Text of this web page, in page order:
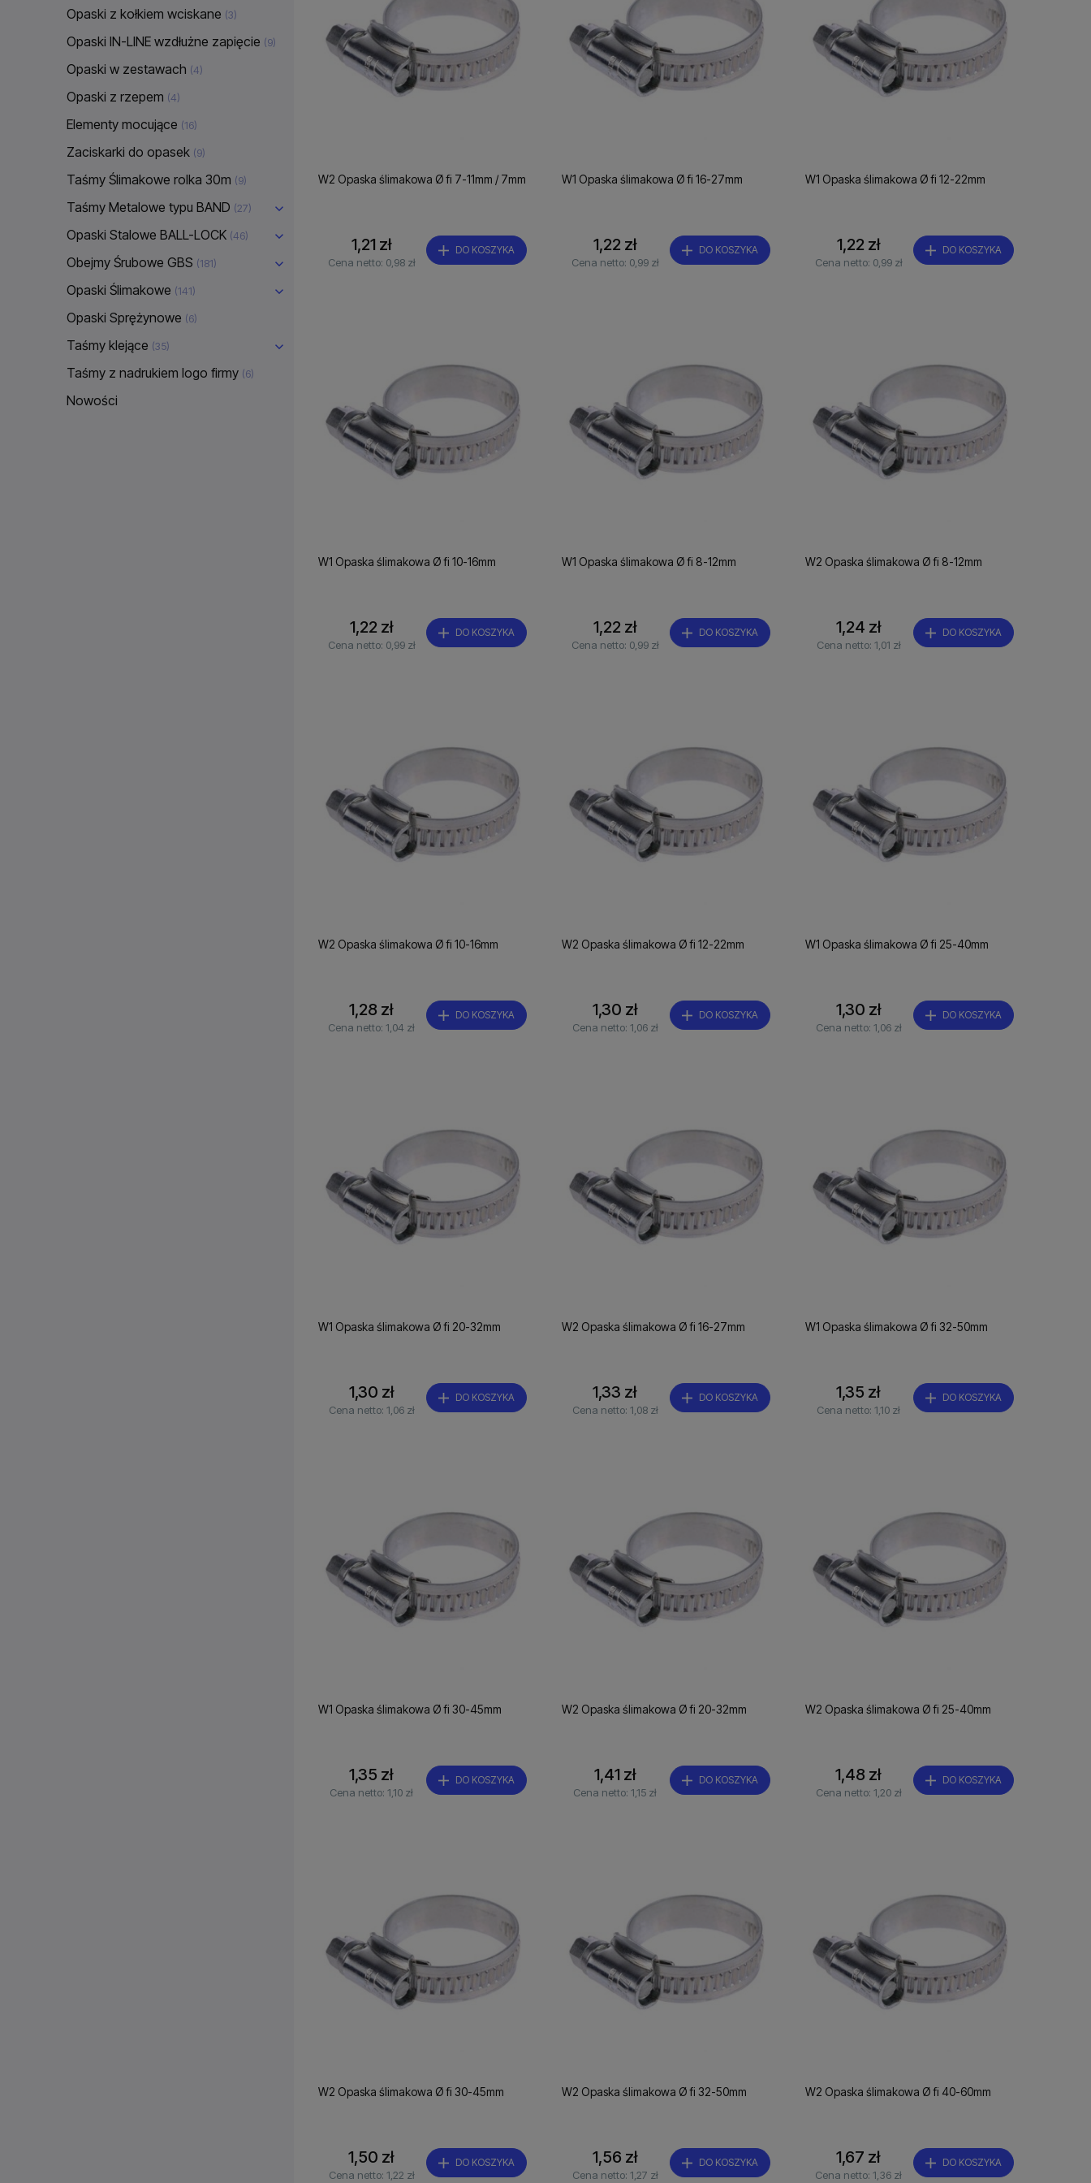
Opaski z kołkiem wciskane (3)
Opaski IN-LINE wzdłużne zapięcie (9)
Opaski w zestawach (4)
Opaski z rzepem (4)
Elementy mocujące (16)
Zaciskarki do opasek (9)
Taśmy Ślimakowe rolka 30m (9)
Taśmy Metalowe typu BAND (27)
Opaski Stalowe BALL-LOCK (46)
Obejmy Śrubowe GBS (181)
Opaski Ślimakowe (141)
Opaski Sprężynowe (6)
Taśmy klejące (35)
Taśmy z nadrukiem logo firmy (6)
Nowości
W2 Opaska ślimakowa Ø fi 7-11mm / 7mm
1,21 zł
Cena netto: 0,98 zł
DO KOSZYKA
W1 Opaska ślimakowa Ø fi 16-27mm
1,22 zł
Cena netto: 0,99 zł
DO KOSZYKA
W1 Opaska ślimakowa Ø fi 12-22mm
1,22 zł
Cena netto: 0,99 zł
DO KOSZYKA
W1 Opaska ślimakowa Ø fi 10-16mm
1,22 zł
Cena netto: 0,99 zł
DO KOSZYKA
W1 Opaska ślimakowa Ø fi 8-12mm
1,22 zł
Cena netto: 0,99 zł
DO KOSZYKA
W2 Opaska ślimakowa Ø fi 8-12mm
1,24 zł
Cena netto: 1,01 zł
DO KOSZYKA
W2 Opaska ślimakowa Ø fi 10-16mm
1,28 zł
Cena netto: 1,04 zł
DO KOSZYKA
W2 Opaska ślimakowa Ø fi 12-22mm
1,30 zł
Cena netto: 1,06 zł
DO KOSZYKA
W1 Opaska ślimakowa Ø fi 25-40mm
1,30 zł
Cena netto: 1,06 zł
DO KOSZYKA
W1 Opaska ślimakowa Ø fi 20-32mm
1,30 zł
Cena netto: 1,06 zł
DO KOSZYKA
W2 Opaska ślimakowa Ø fi 16-27mm
1,33 zł
Cena netto: 1,08 zł
DO KOSZYKA
W1 Opaska ślimakowa Ø fi 32-50mm
1,35 zł
Cena netto: 1,10 zł
DO KOSZYKA
W1 Opaska ślimakowa Ø fi 30-45mm
1,35 zł
Cena netto: 1,10 zł
DO KOSZYKA
W2 Opaska ślimakowa Ø fi 20-32mm
1,41 zł
Cena netto: 1,15 zł
DO KOSZYKA
W2 Opaska ślimakowa Ø fi 25-40mm
1,48 zł
Cena netto: 1,20 zł
DO KOSZYKA
W2 Opaska ślimakowa Ø fi 30-45mm
1,50 zł
Cena netto: 1,22 zł
DO KOSZYKA
W2 Opaska ślimakowa Ø fi 32-50mm
1,56 zł
Cena netto: 1,27 zł
DO KOSZYKA
W2 Opaska ślimakowa Ø fi 40-60mm
1,67 zł
Cena netto: 1,36 zł
DO KOSZYKA